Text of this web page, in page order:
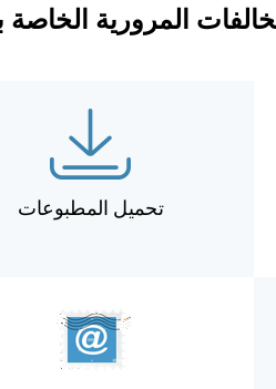
المرورية
تحميل المطبوعات